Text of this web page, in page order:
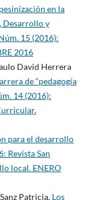
en la
Desarrollo y
15 (2016):
2016
David Herrera
de “pedagogía
14 (2016):
para el desarrollo
Revista San
local. ENERO
Patricia, Los